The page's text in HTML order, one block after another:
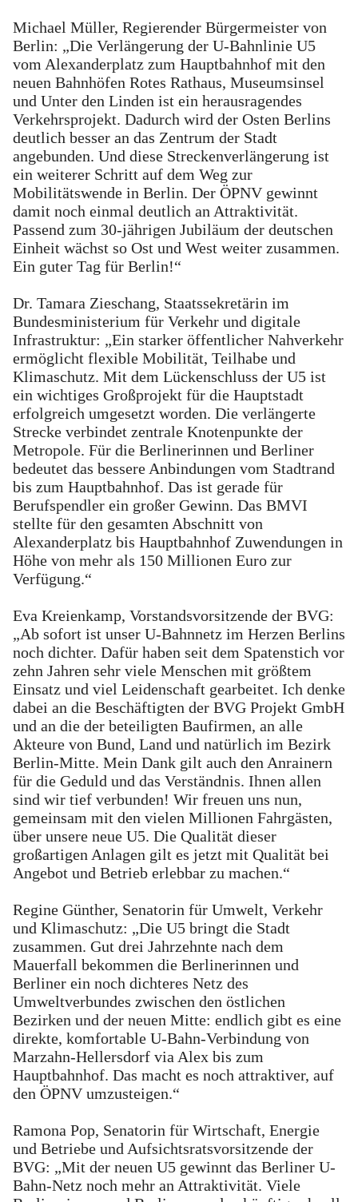
Michael Müller, Regierender Bürgermeister von
Berlin: „Die Verlängerung der U-Bahnlinie U5
vom Alexanderplatz zum Hauptbahnhof mit den
neuen Bahnhöfen Rotes Rathaus, Museumsinsel
und Unter den Linden ist ein herausragendes
Verkehrsprojekt. Dadurch wird der Osten Berlins
deutlich besser an das Zentrum der Stadt
angebunden. Und diese Streckenverlängerung ist
ein weiterer Schritt auf dem Weg zur
Mobilitätswende in Berlin. Der ÖPNV gewinnt
damit noch einmal deutlich an Attraktivität.
Passend zum 30-jährigen Jubiläum der deutschen
Einheit wächst so Ost und West weiter zusammen.
Ein guter Tag für Berlin!“
Dr. Tamara Zieschang, Staatssekretärin im
Bundesministerium für Verkehr und digitale
Infrastruktur: „Ein starker öffentlicher Nahverkehr
ermöglicht flexible Mobilität, Teilhabe und
Klimaschutz. Mit dem Lückenschluss der U5 ist
ein wichtiges Großprojekt für die Hauptstadt
erfolgreich umgesetzt worden. Die verlängerte
Strecke verbindet zentrale Knotenpunkte der
Metropole. Für die Berlinerinnen und Berliner
bedeutet das bessere Anbindungen vom Stadtrand
bis zum Hauptbahnhof. Das ist gerade für
Berufspendler ein großer Gewinn. Das BMVI
stellte für den gesamten Abschnitt von
Alexanderplatz bis Hauptbahnhof Zuwendungen in
Höhe von mehr als 150 Millionen Euro zur
Verfügung.“
Eva Kreienkamp, Vorstandsvorsitzende der BVG:
„Ab sofort ist unser U-Bahnnetz im Herzen Berlins
noch dichter. Dafür haben seit dem Spatenstich vor
zehn Jahren sehr viele Menschen mit größtem
Einsatz und viel Leidenschaft gearbeitet. Ich denke
dabei an die Beschäftigten der BVG Projekt GmbH
und an die der beteiligten Baufirmen, an alle
Akteure von Bund, Land und natürlich im Bezirk
Berlin-Mitte. Mein Dank gilt auch den Anrainern
für die Geduld und das Verständnis. Ihnen allen
sind wir tief verbunden! Wir freuen uns nun,
gemeinsam mit den vielen Millionen Fahrgästen,
über unsere neue U5. Die Qualität dieser
großartigen Anlagen gilt es jetzt mit Qualität bei
Angebot und Betrieb erlebbar zu machen.“
Regine Günther, Senatorin für Umwelt, Verkehr
und Klimaschutz: „Die U5 bringt die Stadt
zusammen. Gut drei Jahrzehnte nach dem
Mauerfall bekommen die Berlinerinnen und
Berliner ein noch dichteres Netz des
Umweltverbundes zwischen den östlichen
Bezirken und der neuen Mitte: endlich gibt es eine
direkte, komfortable U-Bahn-Verbindung von
Marzahn-Hellersdorf via Alex bis zum
Hauptbahnhof. Das macht es noch attraktiver, auf
den ÖPNV umzusteigen.“
Ramona Pop, Senatorin für Wirtschaft, Energie
und Betriebe und Aufsichtsratsvorsitzende der
BVG: „Mit der neuen U5 gewinnt das Berliner U-
Bahn-Netz noch mehr an Attraktivität. Viele